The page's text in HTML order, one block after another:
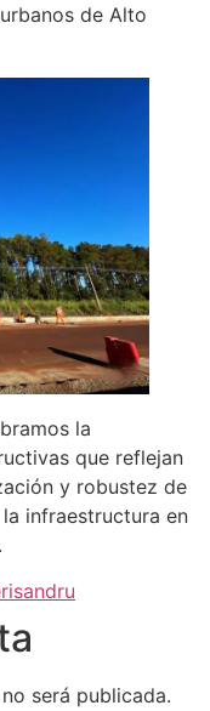
de Alto
la
que reflejan
y robustez de
infraestructura en
será publicada.